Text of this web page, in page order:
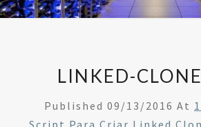
LINKED-
Published 09/13/2016 At
Script Para Criar Linked